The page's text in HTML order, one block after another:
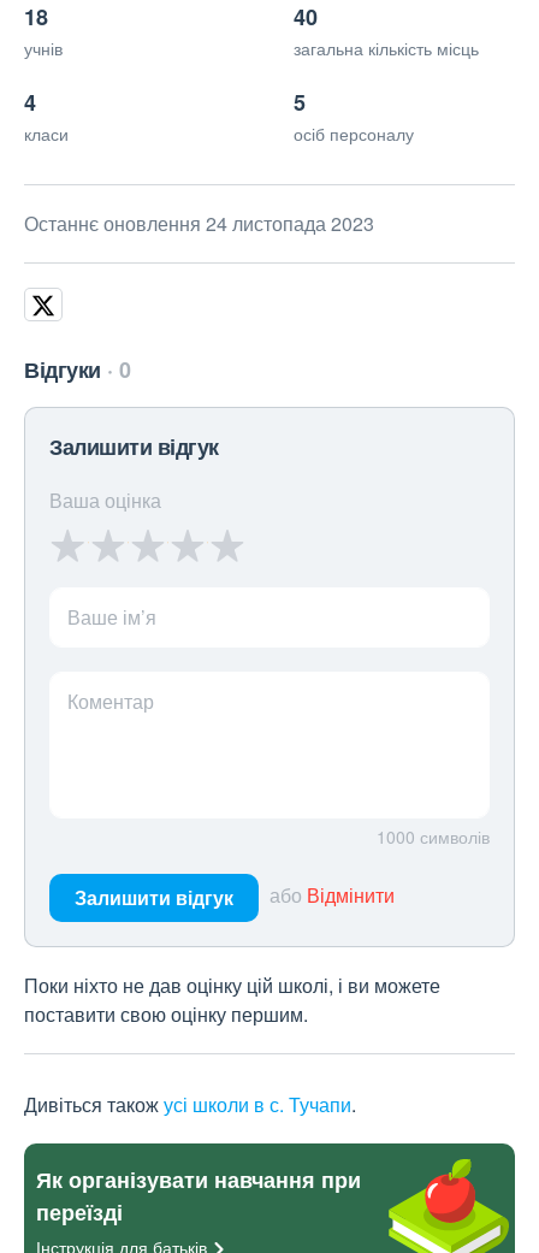
18
учнів
40
загальна кількість місць
4
класи
5
осіб персоналу
Останнє оновлення 24 листопада 2023
Відгуки 0
Залишити відгук
Ваша оцінка
Ваше ім’я
Коментар
1000 символів
Залишити відгук або Відмінити
Поки ніхто не дав оцінку цій школі, і ви можете
поставити свою оцінку першим.
Дивіться такожусі школи в с. Тучапи.
Як організувати навчання при
переїзді
Інструкція для батьків